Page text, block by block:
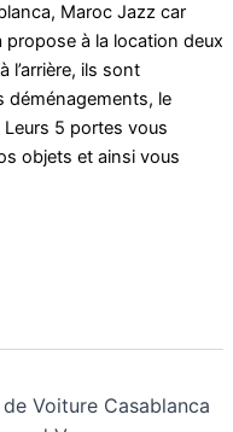
Maroc Jazz car
propose à la location deux
l’arrière, ils sont
déménagements, le
5 portes vous
objets et ainsi vous
Voiture Casablanca